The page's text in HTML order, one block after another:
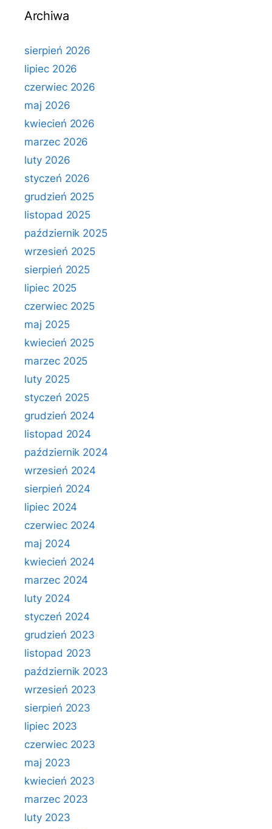
Archiwa
sierpień 2026
lipiec 2026
czerwiec 2026
maj 2026
kwiecień 2026
marzec 2026
luty 2026
styczeń 2026
grudzień 2025
listopad 2025
październik 2025
wrzesień 2025
sierpień 2025
lipiec 2025
czerwiec 2025
maj 2025
kwiecień 2025
marzec 2025
luty 2025
styczeń 2025
grudzień 2024
listopad 2024
październik 2024
wrzesień 2024
sierpień 2024
lipiec 2024
czerwiec 2024
maj 2024
kwiecień 2024
marzec 2024
luty 2024
styczeń 2024
grudzień 2023
listopad 2023
październik 2023
wrzesień 2023
sierpień 2023
lipiec 2023
czerwiec 2023
maj 2023
kwiecień 2023
marzec 2023
luty 2023